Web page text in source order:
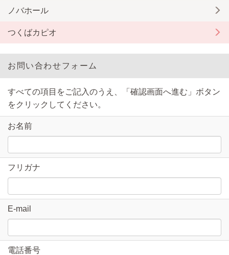
ノバホール
つくばカピオ
お問い合わせフォーム
すべての項目をご記入のうえ、「確認画面へ進む」ボタン
をクリックしてください。
お名前
フリガナ
E-mail
電話番号